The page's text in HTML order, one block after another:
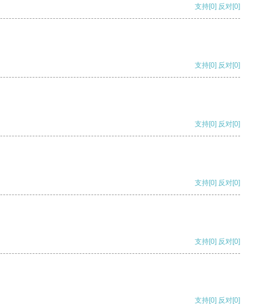
支持[0] 反对[0]
支持[0] 反对[0]
支持[0] 反对[0]
支持[0] 反对[0]
支持[0] 反对[0]
支持[0] 反对[0]